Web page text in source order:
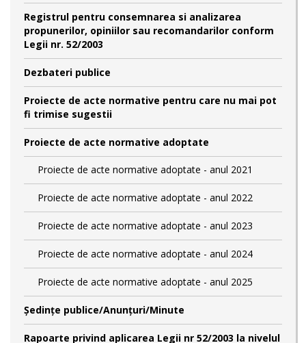
Registrul pentru consemnarea si analizarea
propunerilor, opiniilor sau recomandarilor conform
Legii nr. 52/2003
Dezbateri publice
Proiecte de acte normative pentru care nu mai pot
fi trimise sugestii
Proiecte de acte normative adoptate
Proiecte de acte normative adoptate - anul 2021
Proiecte de acte normative adoptate - anul 2022
Proiecte de acte normative adoptate - anul 2023
Proiecte de acte normative adoptate - anul 2024
Proiecte de acte normative adoptate - anul 2025
Şedinţe publice/Anunţuri/Minute
Rapoarte privind aplicarea Legii nr 52/2003 la nivelul